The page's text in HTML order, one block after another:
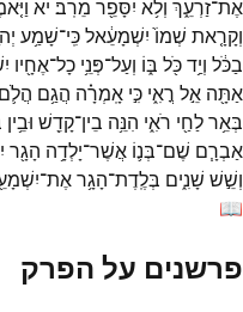
אֶת־זַרְעֵ֑ךְ וְלֹ֥א יִסָּפֵ֖ר מֵרֹֽב׃ יא
וְקָרָ֤את שְׁמוֹ֙ יִשְׁמָעֵ֔אלכִּֽי־שָׁמַ֥ע
בַכֹּ֔ל וְיַ֥דכֹּ֖ל בּ֑וֹ וְעַל־פְּנֵ֥י כָל־אֶחָ֖יו
אַתָּ֖ה אֵ֣ל רֳאִ֑י כִּ֣י אָֽמְרָ֗ה הֲגַ֥ם הֲלֹ֛ם
בְּאֵ֥רלַחַ֖י רֹאִ֑י הִנֵּ֥ה בֵין־קָדֵ֖שׁ וּבֵ֥ין
אַבְרָ֧ם שֶׁם־בְּנ֛וֹ אֲשֶׁר־יָלְדָ֥ה הָגָ֖ר
וְשֵׁ֣שׁ שָׁנִ֑ים בְּלֶֽדֶת־הָגָ֥ראֶת־
📖
פרשנים על הפרק